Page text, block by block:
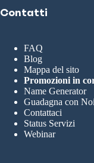
Contatti
FAQ
Blog
Mappa del sito
Promozioni in
Name Generator
Guadagna con Noi
Contattaci
Status Servizi
Webinar